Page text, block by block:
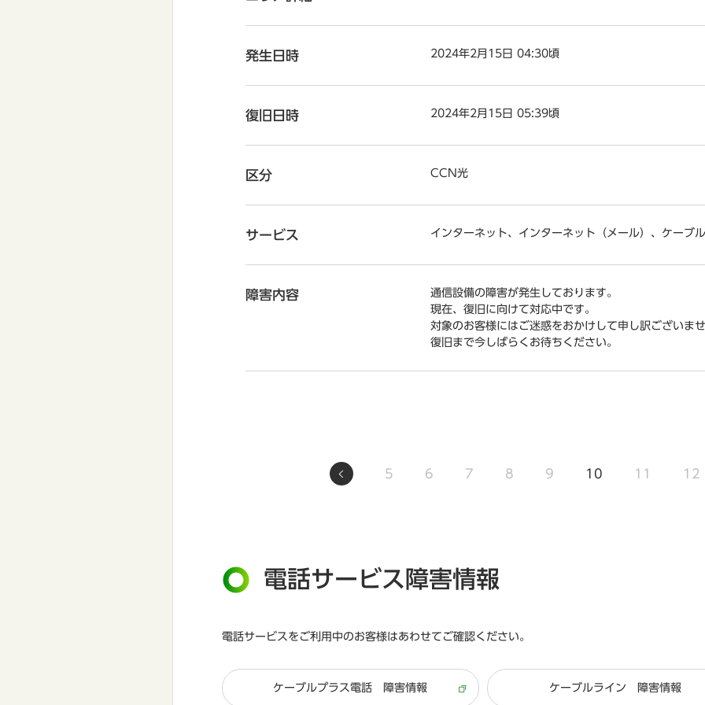
発生日時 2024年2月15日 04:30頃
復旧日時 2024年2月15日 05:39頃
区分 CCN光
サービス インターネット、インターネット（メール）、ケーブ
障害内容
通信設備の障害が発生しております。
現在、復旧に向けて対応中です。
対象のお客様にはご迷惑をおかけして申し訳ございま
復旧まで今しばらくお待ちください。
5 6 7 8 9 10 11 12
電話サービス障害情報
電話サービスをご利用中のお客様はあわせてご確認ください。
ケーブルプラス電話 障害情報 ケーブルライン 障害情報